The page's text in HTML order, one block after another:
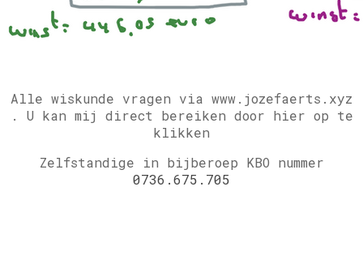
Alle wiskunde vragen via www.jozefaerts.xyz
. U kan mij direct bereiken door hier op te
klikken
Zelfstandige in bijberoep KBO nummer
0736.675.705